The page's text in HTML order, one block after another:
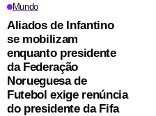
Mundo
Aliados de Infantino
se mobilizam
enquanto presidente
da Federação
Norueguesa de
Futebol exige renúncia
do presidente da Fifa